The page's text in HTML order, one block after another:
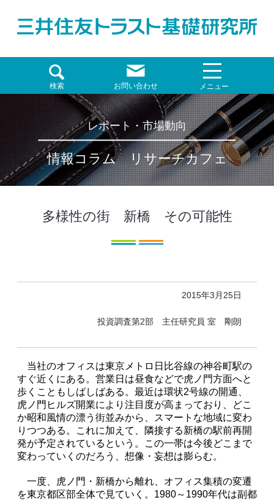
検索 お問い合わせ メニュー
レポート・市場動向
情報コラム リサーチカフェ
多様性の街 新橋 その可能性
2015年3月25日
投資調査第2部 主任研究員 室 剛朗
当社のオフィスは東京メトロ日比谷線の神谷町駅の
すぐ近くにある。営業日は昼食などで虎ノ門方面へと
歩くこともしばしばある。最近は環状2号線の開通、
虎ノ門ヒルズ開業により注目度が高まっており、どこ
か昭和風情の漂う街並みから、スマートな地域に変わ
りつつある。これに加えて、隣接する新橋の駅前再開
発が予定されているという。この一帯は今後どこまで
変わっていくのだろう、想像・妄想は膨らむ。
一度、虎ノ門・新橋から離れ、オフィス集積の変遷
を東京都区部全体で見ていく。1980～1990年代は副都